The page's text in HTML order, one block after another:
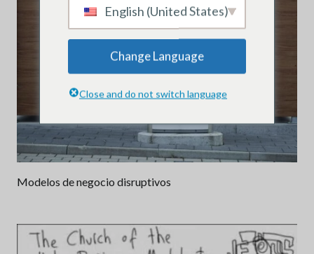
Modelos de negocio disruptivos
English (United States)
Change Language
Close and do not switch language